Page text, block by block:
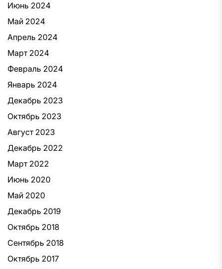
Июнь 2024
Май 2024
Апрель 2024
Март 2024
Февраль 2024
Январь 2024
Декабрь 2023
Октябрь 2023
Август 2023
Декабрь 2022
Март 2022
Июнь 2020
Май 2020
Декабрь 2019
Октябрь 2018
Сентябрь 2018
Октябрь 2017